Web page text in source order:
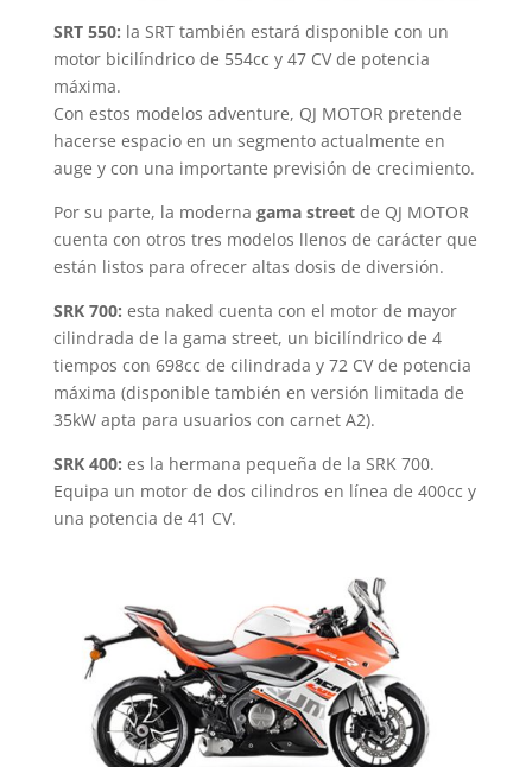
SRT 550: la SRT también estará disponible con un
motor bicilíndrico de 554cc y 47 CV de potencia
máxima.
Con estos modelos adventure, QJ MOTOR pretende
hacerse espacio en un segmento actualmente en
auge y con una importante previsión de crecimiento.
Por su parte, la moderna gama streetde QJ MOTOR
cuenta con otros tres modelos llenos de carácter que
están listos para ofrecer altas dosis de diversión.
SRK 700: esta naked cuenta con el motor de mayor
cilindrada de la gama street, un bicilíndrico de 4
tiempos con 698cc de cilindrada y 72 CV de potencia
máxima (disponible también en versión limitada de
35kW apta para usuarios con carnet A2).
SRK 400: es la hermana pequeña de la SRK 700.
Equipa un motor de dos cilindros en línea de 400cc y
una potencia de 41 CV.